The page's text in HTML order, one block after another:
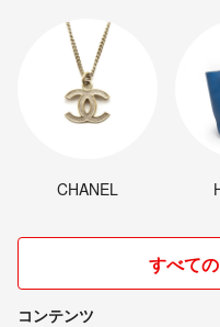
CHANEL
すべて
コンテンツ